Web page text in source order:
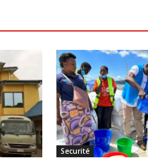
Securité